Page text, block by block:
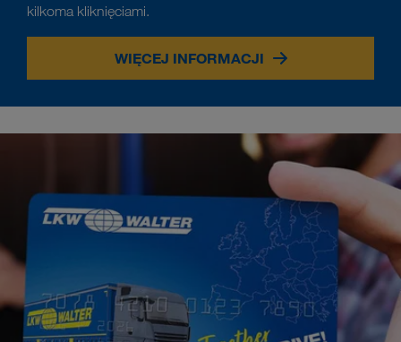
kilkoma kliknięciami.
WIĘCEJ INFORMACJI